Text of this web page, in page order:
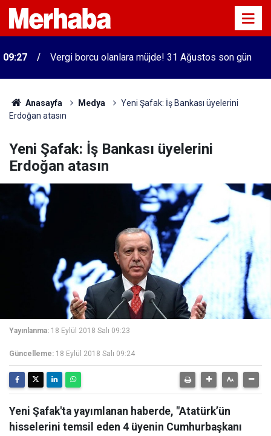
09:27 Vergi borcu olanlara müjde! 31 Ağustos son gün
Anasayfa Medya
Yeni Şafak: İş Bankası üyelerini
Erdoğan atasın
Yeni Şafak: İş Bankası üyelerini
Erdoğan atasın
Yayınlanma: 18 Eylül 2018 Salı 09:23
Güncelleme: 18 Eylül 2018 Salı 09:24
Yeni Şafak'ta yayımlanan haberde, "Atatürk’ün
hisselerini temsil eden 4 üyenin Cumhurbaşkanı